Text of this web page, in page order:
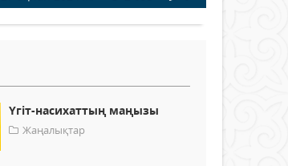
Үгіт-насихаттың маңызы
Жаңалықтар